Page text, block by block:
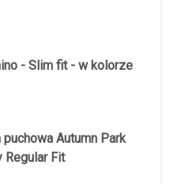
- Slim fit - w kolorze
Autumn Park
Regular Fit